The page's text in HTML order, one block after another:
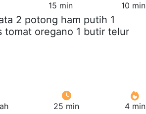
15 min 10 min
2 potong ham putih 1
tomat oregano 1 butir telur
25 min 4 min